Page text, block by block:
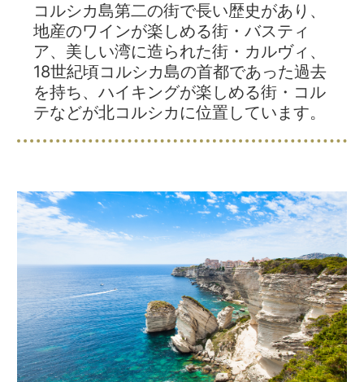
コルシカ島第二の街で長い歴史があり、
地産のワインが楽しめる街・バスティ
ア、美しい湾に造られた街・カルヴィ、
18世紀頃コルシカ島の首都であった過去
を持ち、ハイキングが楽しめる街・コル
テなどが北コルシカに位置しています。